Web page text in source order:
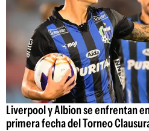
Liverpool y Albion se enfrentan
primera fecha del Torneo